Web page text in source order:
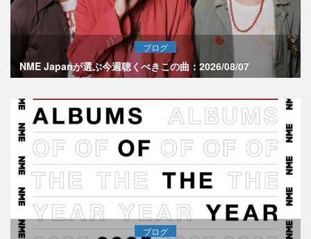
ブログ
NME Japanが選ぶ今週聴くべきこの曲：2026/08/07
ブログ